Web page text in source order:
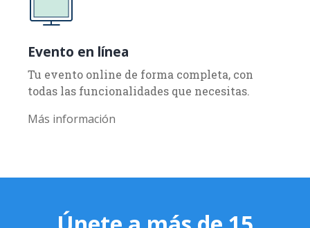
Evento en línea
Tu evento online de forma completa, con
todas las funcionalidades que necesitas.